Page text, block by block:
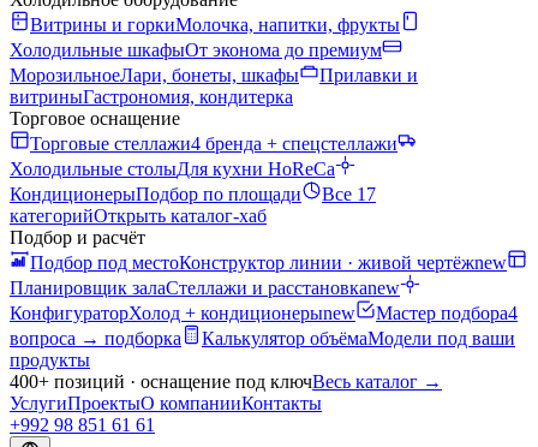
Витрины и горкиМолочка, напитки, фрукты
Холодильные шкафыОт эконома до премиум
МорозильноеЛари, бонеты, шкафы
Прилавки и
витриныГастрономия, кондитерка
Торговое оснащение
Торговые стеллажи4 бренда + спецстеллажи
Холодильные столыДля кухни HoReCa
КондиционерыПодбор по площади
Все 17
категорийОткрыть каталог-хаб
Подбор и расчёт
Подбор под местоКонструктор линии · живой чертёжnew
Планировщик залаСтеллажи и расстановкаnew
КонфигураторХолод + кондиционерыnew Мастер подбора4
вопроса → подборка
Калькулятор объёмаМодели под ваши
продукты
400+ позиций · оснащение под ключВесь каталог →
УслугиПроектыО компанииКонтакты
+992 98 851 61 61